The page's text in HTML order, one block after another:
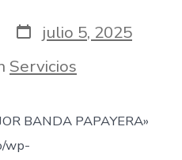
Fecha
de
publicación
julio 5, 2025
Servicios
BANDA PAPAYERA»
wp-